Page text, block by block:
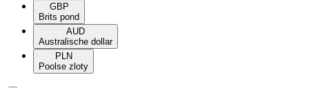
GBP
Brits pond
AUD
Australische dollar
PLN
Poolse zloty